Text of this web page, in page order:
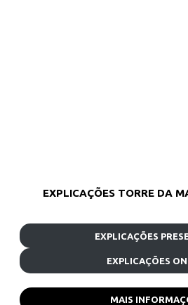
EXPLICAÇÕES TORRE DA
EXPLICAÇÕES
EXPLICAÇÕES
MAIS